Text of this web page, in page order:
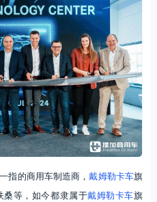
指的商用车制造商，戴姆勒卡车旗
桑等，如今都隶属于戴姆勒卡车旗